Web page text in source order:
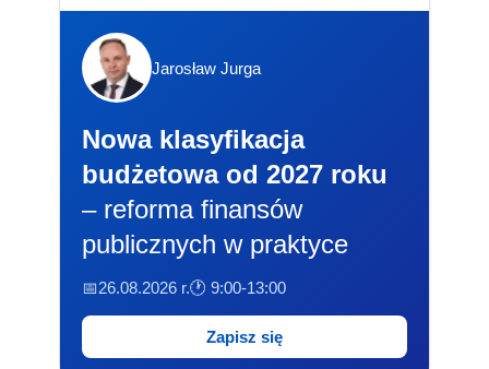
Jarosław Jurga
Nowa klasyfikacja
budżetowa od 2027 roku
– reforma finansów
publicznych w praktyce
📅26.08.2026 r.🕐 9:00-13:00
Zapisz się